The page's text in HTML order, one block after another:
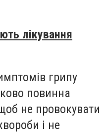
лікування
грипу
повинна
не провокувати
і не